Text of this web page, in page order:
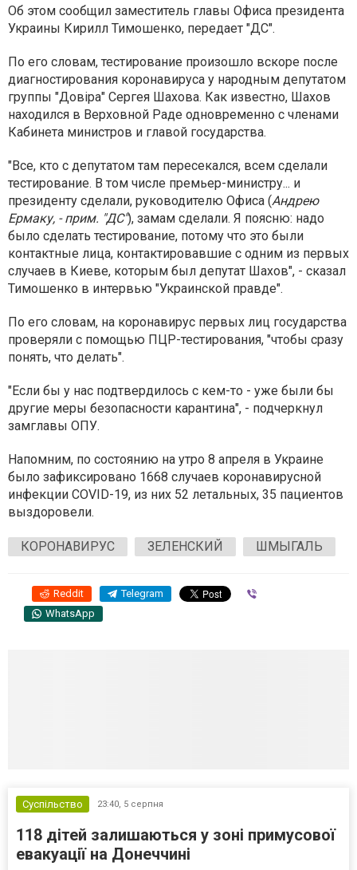
Об этом сообщил заместитель главы Офиса президента
Украины Кирилл Тимошенко, передает "ДС".
По его словам, тестирование произошло вскоре после
диагностирования коронавируса у народным депутатом
группы "Довіра" Сергея Шахова. Как известно, Шахов
находился в Верховной Раде одновременно с членами
Кабинета министров и главой государства.
"Все, кто с депутатом там пересекался, всем сделали
тестирование. В том числе премьер-министру... и
президенту сделали, руководителю Офиса (Андрею
Ермаку, - прим. "ДС"), замам сделали. Я поясню: надо
было сделать тестирование, потому что это были
контактные лица, контактировавшие с одним из первых
случаев в Киеве, которым был депутат Шахов", - сказал
Тимошенко в интервью "Украинской правде".
По его словам, на коронавирус первых лиц государства
проверяли с помощью ПЦР-тестирования, "чтобы сразу
понять, что делать".
"Если бы у нас подтвердилось с кем-то - уже были бы
другие меры безопасности карантина", - подчеркнул
замглавы ОПУ.
Напомним, по состоянию на утро 8 апреля в Украине
было зафиксировано 1668 случаев коронавирусной
инфекции COVID-19, из них 52 летальных, 35 пациентов
выздоровели.
КОРОНАВИРУС ЗЕЛЕНСКИЙ ШМЫГАЛЬ
Reddit Telegram
WhatsApp
Суспільство 23:40, 5 серпня
118 дітей залишаються у зоні примусової
евакуації на Донеччині